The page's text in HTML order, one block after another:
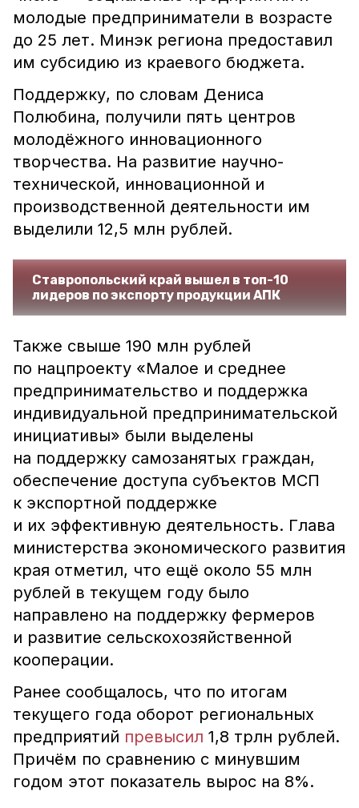
молодые предприниматели в возрасте
до 25 лет. Минэк региона предоставил
им субсидию из краевого бюджета.
Поддержку, по словам Дениса
Полюбина, получили пять центров
молодёжного инновационного
творчества. На развитие научно-
технической, инновационной и
производственной деятельности им
выделили 12,5 млн рублей.
Ставропольский край вышел в топ-10
лидеров по экспорту продукции АПК
Также свыше 190 млн рублей
по нацпроекту «Малое и среднее
предпринимательство и поддержка
индивидуальной предпринимательской
инициативы» были выделены
на поддержку самозанятых граждан,
обеспечение доступа субъектов МСП
к экспортной поддержке
и их эффективную деятельность. Глава
министерства экономического развития
края отметил, что ещё около 55 млн
рублей в текущем году было
направлено на поддержку фермеров
и развитие сельскохозяйственной
кооперации.
Ранее сообщалось, что по итогам
текущего года оборот региональных
предприятий превысил 1,8 трлн рублей.
Причём по сравнению с минувшим
годом этот показатель вырос на 8%.